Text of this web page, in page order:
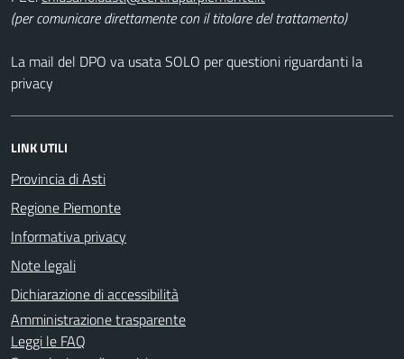
(per comunicare direttamente con il titolare del trattamento)
La mail del DPO va usata SOLO per questioni riguardanti la
privacy
LINK UTILI
Provincia di Asti
Regione Piemonte
Informativa privacy
Note legali
Dichiarazione di accessibilità
Amministrazione trasparente
Leggi le FAQ